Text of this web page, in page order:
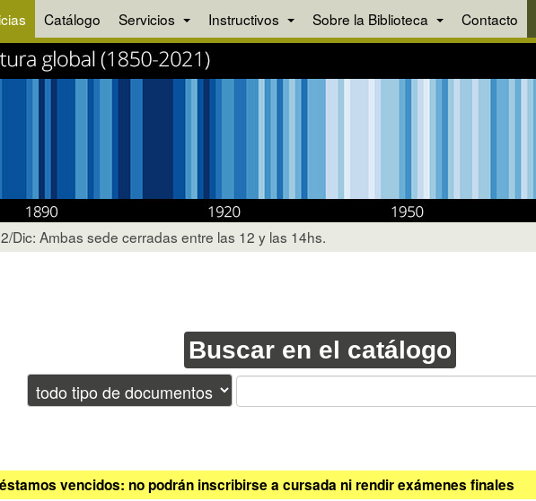
Catálogo Servicios Instructivos Sobre la Biblioteca Contacto
Dic: Ambas sede cerradas entre las 12 y las 14hs.
Buscar en el catálogo
vencidos: no podrán inscribirse a cursada ni rendir exámenes finales